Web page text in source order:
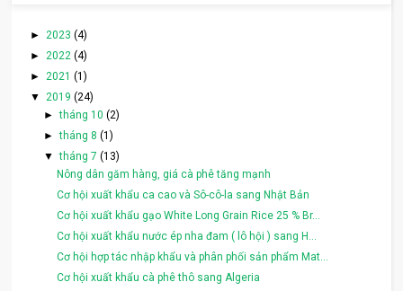
►2023(4)
►2022(4)
►2021(1)
▼2019(24)
►tháng 10 (2)
►tháng 8 (1)
▼tháng 7 (13)
Nông dân găm hàng, giá cà phê tăng mạnh
Cơ hội xuất khẩu ca cao và Sô-cô-la sang Nhật Bản
Cơ hội xuất khẩu gạo White Long Grain Rice 25 % Br...
Cơ hội xuất khẩu nước ép nha đam ( lô hội ) sang H...
Cơ hội hợp tác nhập khẩu và phân phối sản phẩm Mat...
Cơ hội xuất khẩu cà phê thô sang Algeria